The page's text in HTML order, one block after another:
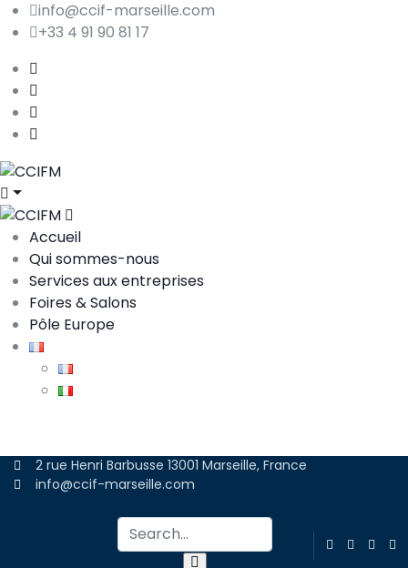
info@ccif-marseille.com
+33 4 91 90 81 17
Accueil
Qui sommes-nous
Services aux entreprises
Foires & Salons
Pôle Europe
2 rue Henri Barbusse 13001 Marseille, France
info@ccif-marseille.com